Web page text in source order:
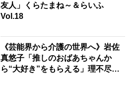
友人」くらたまね～＆らいふ
Vol.18
《芸能界から介護の世界へ》岩佐
真悠子「推しのおばあちゃんか
ら“大好き”をもらえる」理不尽さ